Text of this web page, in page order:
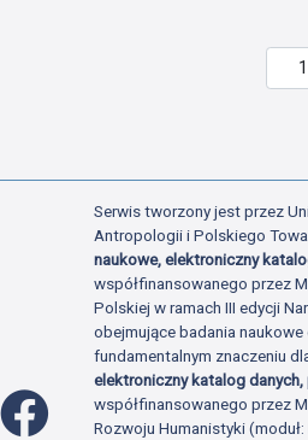
Profil Facebook
Serwis tworzony jest przez
Antropologii i Polskiego
naukowe, elektroniczny
współfinansowanego przez
Polskiej w ramach III edycji
obejmujące badania
fundamentalnym znaczeniu
elektroniczny katalog
współfinansowanego przez
Rozwoju Humanistyki